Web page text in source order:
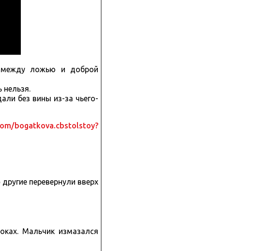
между ложью и доброй
без вины из-за чьего-
bogatkova.cbstolstoy?
перевернули вверх
Мальчик измазался